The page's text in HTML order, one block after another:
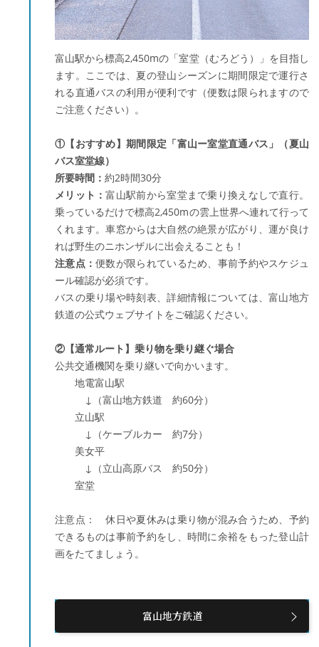
富山駅から標高2,450mの「室堂（むろどう）」を目指し
ます。ここでは、夏の登山シーズンに期間限定で運行さ
れる直通バスの利用が便利です（便数は限られますので
ご注意ください）。
①【おすすめ】期間限定「富山ー室堂直通バス」（夏山
バス室堂線）
所要時間： 約2時間30分
メリット：富山駅前から室堂まで乗り換えなしで直行。
乗っているだけで標高2,450mの雲上世界へ連れて行って
くれます。車窓からは大自然の絶景が広がり、運が良け
れば野生のニホンザルに出会えることも！
注意点：便数が限られているため、事前予約やスケジュ
ール確認が必須です。
バスの乗り場や時刻表、詳細情報については、富山地方
鉄道の公式ウェブサイトをご確認ください。
②【通常ルート】乗り物を乗り継ぐ場合
公共交通機関を乗り継いで向かいます。
地電富山駅
↓（富山地方鉄道 約60分）
立山駅
↓（ケーブルカー 約7分）
美女平
↓（立山高原バス 約50分）
室堂
注意点： 休日や夏休みは乗り物が混み合うため、予約
できるものは事前予約をし、時間に余裕をもった登山計
画をたてましょう。
富山地方鉄道